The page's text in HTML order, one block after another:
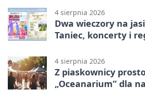
4 sierpnia 2026
Dwa wieczory na
Taniec, koncerty i
4 sierpnia 2026
Z piaskownicy
„Oceanarium” dla